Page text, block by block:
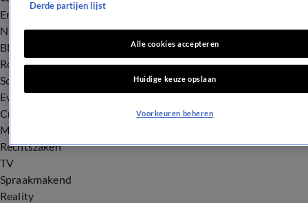
Entertainment
Nieuws
BN'ers
Royalty
Songfestival
Evenementen
Crime
Misdaad
Rechtszaken
TV
Spraakmakend
Reality
Derde partijen lijst
Alle cookies accepteren
Huidige keuze opslaan
Voorkeuren beheren